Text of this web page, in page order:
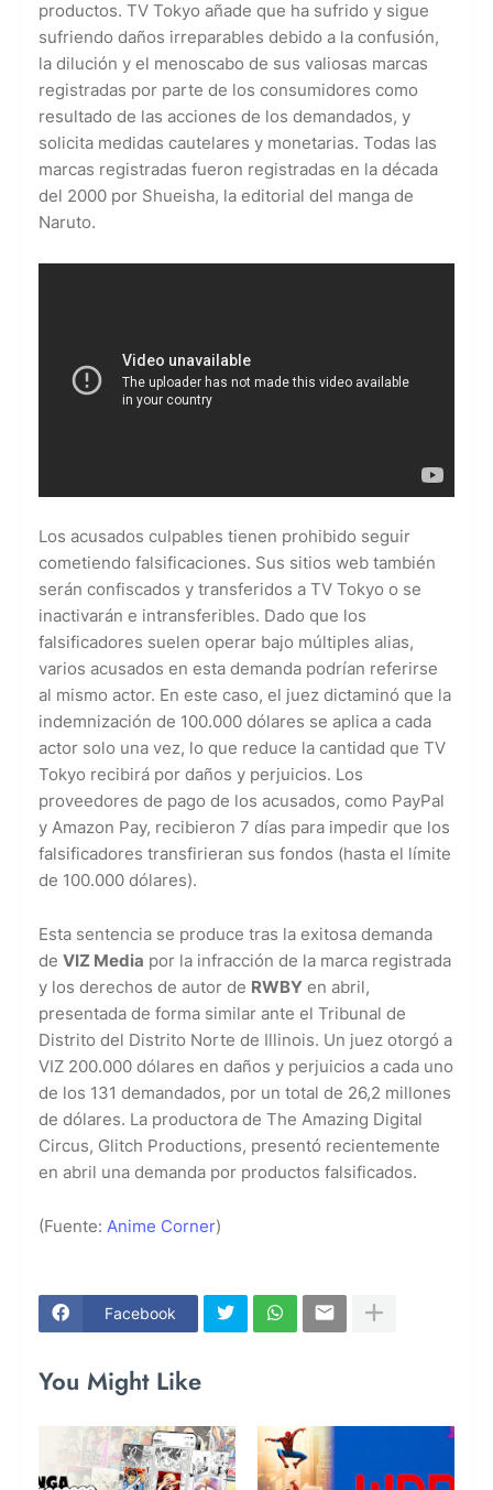
productos. TV Tokyo añade que ha sufrido y sigue
sufriendo daños irreparables debido a la confusión,
la dilución y el menoscabo de sus valiosas marcas
registradas por parte de los consumidores como
resultado de las acciones de los demandados, y
solicita medidas cautelares y monetarias. Todas las
marcas registradas fueron registradas en la década
del 2000 por Shueisha, la editorial del manga de
Naruto.
Los acusados ​​culpables tienen prohibido seguir
cometiendo falsificaciones. Sus sitios web también
serán confiscados y transferidos a TV Tokyo o se
inactivarán e intransferibles. Dado que los
falsificadores suelen operar bajo múltiples alias,
varios acusados ​​en esta demanda podrían referirse
al mismo actor. En este caso, el juez dictaminó que la
indemnización de 100.000 dólares se aplica a cada
actor solo una vez, lo que reduce la cantidad que TV
Tokyo recibirá por daños y perjuicios. Los
proveedores de pago de los acusados, como PayPal
y Amazon Pay, recibieron 7 días para impedir que los
falsificadores transfirieran sus fondos (hasta el límite
de 100.000 dólares).
Esta sentencia se produce tras la exitosa demanda
de VIZ Media por la infracción de la marca registrada
y los derechos de autor de RWBY en abril,
presentada de forma similar ante el Tribunal de
Distrito del Distrito Norte de Illinois. Un juez otorgó a
VIZ 200.000 dólares en daños y perjuicios a cada uno
de los 131 demandados, por un total de 26,2 millones
de dólares. La productora de The Amazing Digital
Circus, Glitch Productions, presentó recientemente
en abril una demanda por productos falsificados.
(Fuente: Anime Corner)
Facebook
You Might Like